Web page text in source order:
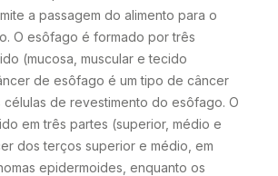
a passagem do alimento para o
O esôfago é formado por três
(mucosa, muscular e tecido
de esôfago é um tipo de câncer
células de revestimento do esôfago. O
em três partes (superior, médio e
dos terços superior e médio, em
epidermoides, enquanto os